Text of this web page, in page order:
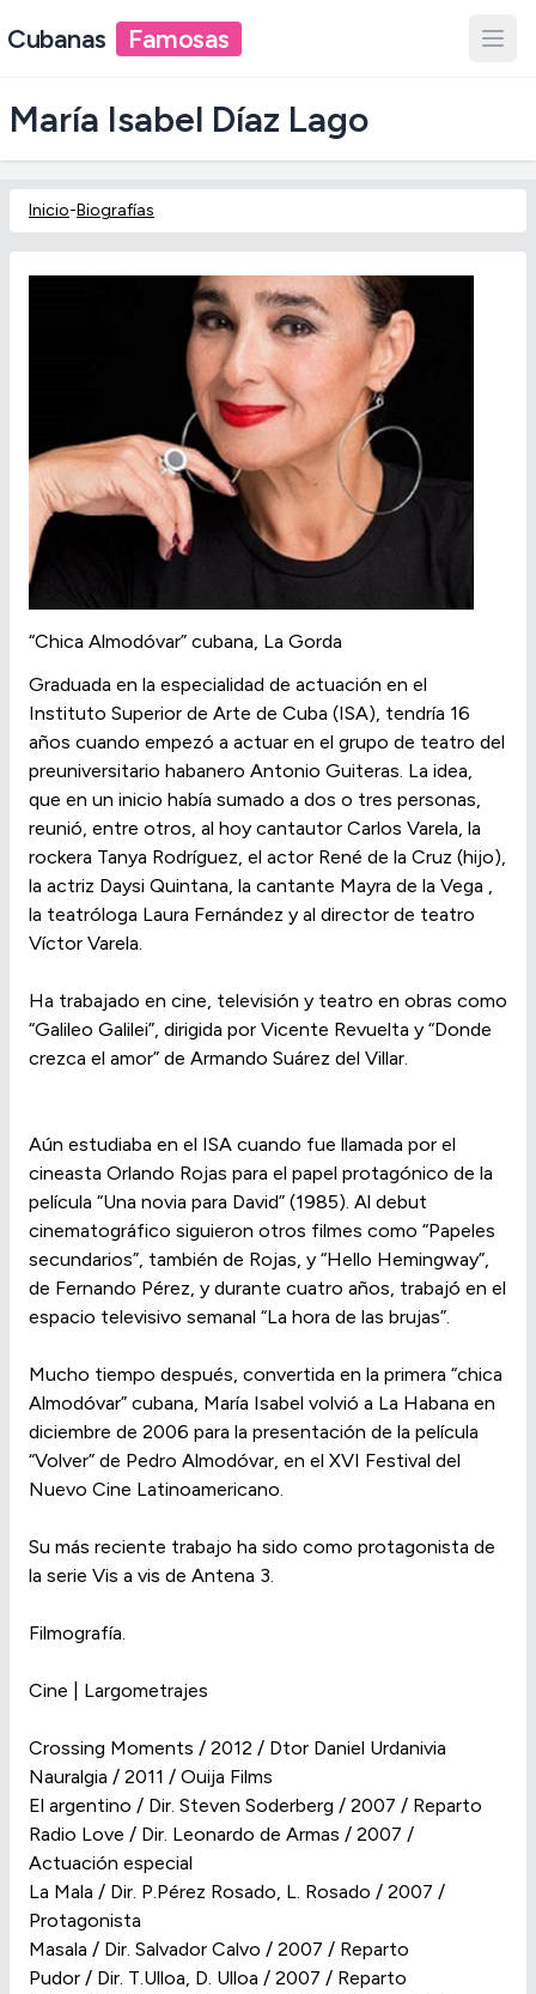
Cubanas Famosas
María Isabel Díaz Lago
Inicio-Biografías
“Chica Almodóvar” cubana, La Gorda
Graduada en la especialidad de actuación en el
Instituto Superior de Arte de Cuba (ISA), tendría 16
años cuando empezó a actuar en el grupo de teatro del
preuniversitario habanero Antonio Guiteras. La idea,
que en un inicio había sumado a dos o tres personas,
reunió, entre otros, al hoy cantautor Carlos Varela, la
rockera Tanya Rodríguez, el actor René de la Cruz (hijo),
la actriz Daysi Quintana, la cantante Mayra de la Vega ,
la teatróloga Laura Fernández y al director de teatro
Víctor Varela.
Ha trabajado en cine, televisión y teatro en obras como
“Galileo Galilei”, dirigida por Vicente Revuelta y “Donde
crezca el amor” de Armando Suárez del Villar.
Aún estudiaba en el ISA cuando fue llamada por el
cineasta Orlando Rojas para el papel protagónico de la
película “Una novia para David” (1985). Al debut
cinematográfico siguieron otros filmes como “Papeles
secundarios”, también de Rojas, y “Hello Hemingway”,
de Fernando Pérez, y durante cuatro años, trabajó en el
espacio televisivo semanal “La hora de las brujas”.
Mucho tiempo después, convertida en la primera “chica
Almodóvar” cubana, María Isabel volvió a La Habana en
diciembre de 2006 para la presentación de la película
“Volver” de Pedro Almodóvar, en el XVI Festival del
Nuevo Cine Latinoamericano.
Su más reciente trabajo ha sido como protagonista de
la serie Vis a vis de Antena 3.
Filmografía.
Cine | Largometrajes
Crossing Moments / 2012 / Dtor Daniel Urdanivia
Nauralgia / 2011 / Ouija Films
El argentino / Dir. Steven Soderberg / 2007 / Reparto
Radio Love / Dir. Leonardo de Armas / 2007 /
Actuación especial
La Mala / Dir. P.Pérez Rosado, L. Rosado / 2007 /
Protagonista
Masala / Dir. Salvador Calvo / 2007 / Reparto
Pudor / Dir. T.Ulloa, D. Ulloa / 2007 / Reparto